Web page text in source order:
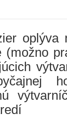
oplýva